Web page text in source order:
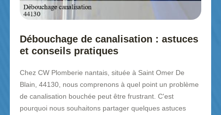
Débouchage de canalisation : astuces
et conseils pratiques
Chez CW Plomberie nantais, située à Saint Omer De
Blain, 44130, nous comprenons à quel point un problème
de canalisation bouchée peut être frustrant. C'est
pourquoi nous souhaitons partager quelques astuces